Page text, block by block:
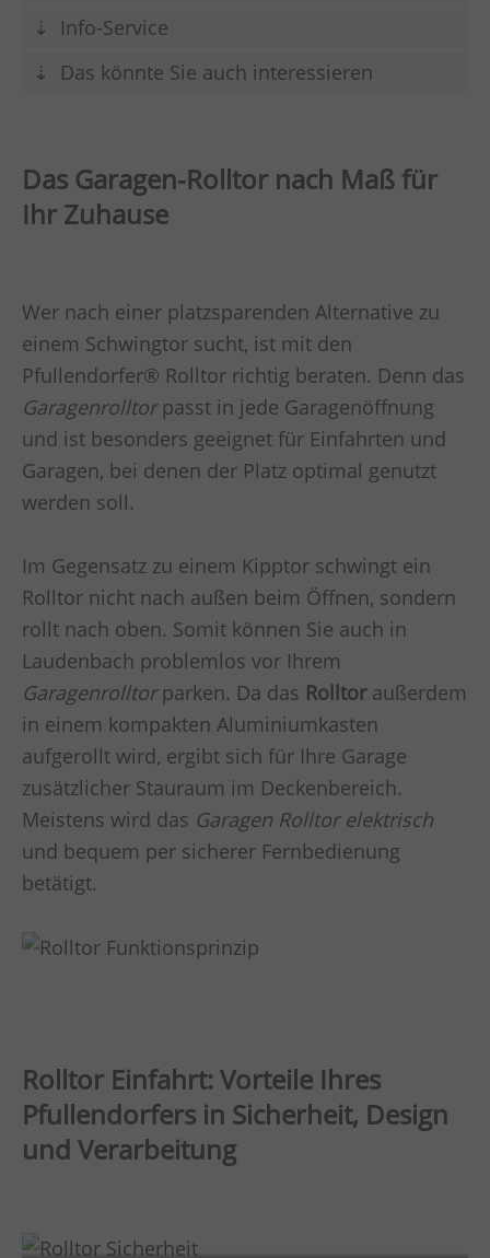
Info-Service
Das könnte Sie auch interessieren
Das Garagen-Rolltor nach Maß für
Ihr Zuhause
Wer nach einer platzsparenden Alternative zu
einem Schwingtor sucht, ist mit den
Pfullendorfer® Rolltor richtig beraten. Denn das
Garagenrolltor passt in jede Garagenöffnung
und ist besonders geeignet für Einfahrten und
Garagen, bei denen der Platz optimal genutzt
werden soll.
Im Gegensatz zu einem Kipptor schwingt ein
Rolltor nicht nach außen beim Öffnen, sondern
rollt nach oben. Somit können Sie auch in
Laudenbach problemlos vor Ihrem
Garagenrolltorparken. Da das Rolltor außerdem
in einem kompakten Aluminiumkasten
aufgerollt wird, ergibt sich für Ihre Garage
zusätzlicher Stauraum im Deckenbereich.
Meistens wird das Garagen Rolltor elektrisch
und bequem per sicherer Fernbedienung
betätigt.
Rolltor Einfahrt: Vorteile Ihres
Pfullendorfers in Sicherheit, Design
und Verarbeitung